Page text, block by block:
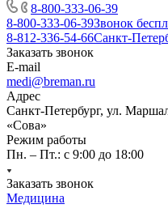
8-800-333-06-39
8-800-333-06-39Звонок
8-812-336-54-66Санкт-
Заказать звонок
E-mail
medi@breman.ru
Адрес
Санкт-Петербург, ул.
«Сова»
Режим работы
Пн. – Пт.: с 9:00 до 18:00
Заказать звонок
Медицина